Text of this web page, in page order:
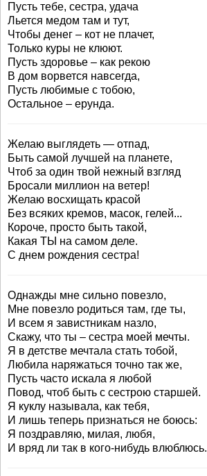
Пусть тебе, сестра, удача
Льется медом там и тут,
Чтобы денег – кот не плачет,
Только куры не клюют.
Пусть здоровье – как рекою
В дом ворвется навсегда,
Пусть любимые с тобою,
Остальное – ерунда.
Желаю выглядеть — отпад,
Быть самой лучшей на планете,
Чтоб за один твой нежный взгляд
Бросали миллион на ветер!
Желаю восхищать красой
Без всяких кремов, масок, гелей...
Короче, просто быть такой,
Какая ТЫ на самом деле.
С днем рождения сестра!
Однажды мне сильно повезло,
Мне повезло родиться там, где ты,
И всем я завистникам назло,
Скажу, что ты – сестра моей мечты.
Я в детстве мечтала стать тобой,
Любила наряжаться точно так же,
Пусть часто искала я любой
Повод, чтоб быть с сестрою старшей.
Я куклу называла, как тебя,
И лишь теперь признаться не боюсь:
Я поздравляю, милая, любя,
И вряд ли так в кого-нибудь влюблюсь.